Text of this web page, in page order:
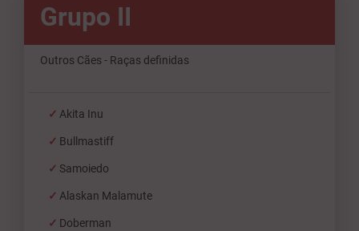
Grupo II
Outros Cães - Raças definidas
Akita Inu
Bullmastiff
Samoiedo
Alaskan Malamute
Doberman